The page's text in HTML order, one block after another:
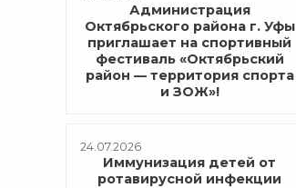
Администрация
Октябрьского района г. Уфы
приглашает на спортивный
фестиваль «Октябрьский
район — территория спорта
и ЗОЖ»!
24.07.2026
Иммунизация детей от
ротавирусной инфекции